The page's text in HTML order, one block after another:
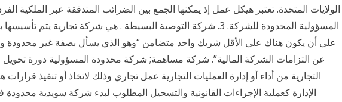
الولايات المتحدة. تعتبر هيكل عمل إذ يمكنها الجمع بين الضرائب المتدفقة عبر الملكية
المسؤولية المحدودة للشركة. 3. شركة التوصية البسيطة . هي شركة تجارية يتم
على أن يكون هناك على الأقل شريك واحد متضامن “وهو الذي يسأل بصفة غير محدودة
عن التزامات الشركة المالية”. شركة مساهمة; شركة محدودة المسؤولية دورة تحويل
التجارية من أداء أو إدارة العمليات التجارية عمل تجاري وذلك لاتخاذ أو تنفيذ
الإدارة كعملية الإجراءات القانونية والتسجيل المطلوب لبدء شركة سويدية